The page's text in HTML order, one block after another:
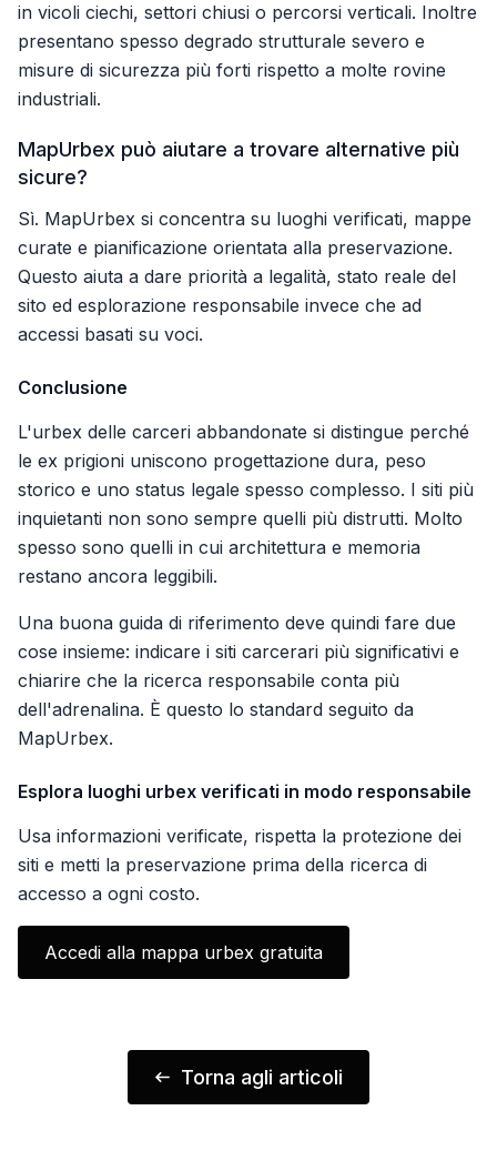
in vicoli ciechi, settori chiusi o percorsi verticali. Inoltre
presentano spesso degrado strutturale severo e
misure di sicurezza più forti rispetto a molte rovine
industriali.
MapUrbex può aiutare a trovare alternative più
sicure?
Sì. MapUrbex si concentra su luoghi verificati, mappe
curate e pianificazione orientata alla preservazione.
Questo aiuta a dare priorità a legalità, stato reale del
sito ed esplorazione responsabile invece che ad
accessi basati su voci.
Conclusione
L'urbex delle carceri abbandonate si distingue perché
le ex prigioni uniscono progettazione dura, peso
storico e uno status legale spesso complesso. I siti più
inquietanti non sono sempre quelli più distrutti. Molto
spesso sono quelli in cui architettura e memoria
restano ancora leggibili.
Una buona guida di riferimento deve quindi fare due
cose insieme: indicare i siti carcerari più significativi e
chiarire che la ricerca responsabile conta più
dell'adrenalina. È questo lo standard seguito da
MapUrbex.
Esplora luoghi urbex verificati in modo responsabile
Usa informazioni verificate, rispetta la protezione dei
siti e metti la preservazione prima della ricerca di
accesso a ogni costo.
Accedi alla mappa urbex gratuita
Torna agli articoli